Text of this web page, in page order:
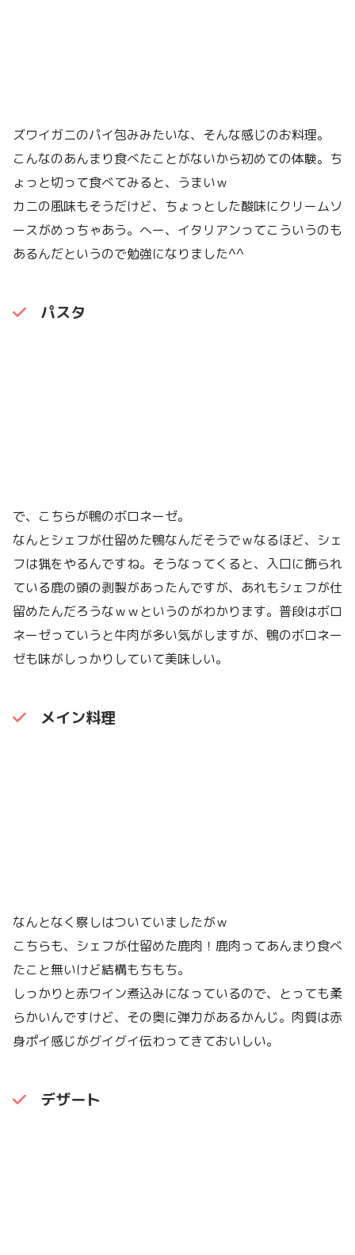
ズワイガニのパイ包みみたいな、そんな感じのお料理。
こんなのあんまり食べたことがないから初めての体験。ち
ょっと切って食べてみると、うまいｗ
カニの風味もそうだけど、ちょっとした酸味にクリームソ
ースがめっちゃあう。へー、イタリアンってこういうのも
あるんだというので勉強になりました^^
パスタ
で、こちらが鴨のボロネーゼ。
なんとシェフが仕留めた鴨なんだそうでｗなるほど、シェ
フは猟をやるんですね。そうなってくると、入口に飾られ
ている鹿の頭の剥製があったんですが、あれもシェフが仕
留めたんだろうなｗｗというのがわかります。普段はボロ
ネーゼっていうと牛肉が多い気がしますが、鴨のボロネー
ゼも味がしっかりしていて美味しい。
メイン料理
なんとなく察しはついていましたがｗ
こちらも、シェフが仕留めた鹿肉！鹿肉ってあんまり食べ
たこと無いけど結構もちもち。
しっかりと赤ワイン煮込みになっているので、とっても柔
らかいんですけど、その奥に弾力があるかんじ。肉質は赤
身ポイ感じがグイグイ伝わってきておいしい。
デザート